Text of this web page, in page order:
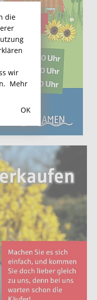
die
wir
Mehr
OK